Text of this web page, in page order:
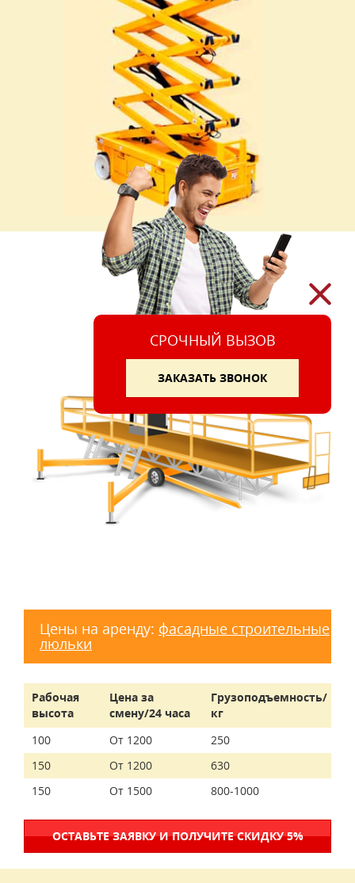
Цены на аренду: фасадные строительные
люльки
Рабочая
высота
Цена за
смену/24 часа
Грузоподъемность/
кг
100
От 1200
250
150
От 1200
630
150
От 1500 800-1000
ОСТАВЬТЕ ЗАЯВКУ И ПОЛУЧИТЕ СКИДКУ 5%
СРОЧНЫЙ ВЫЗОВ
ЗАКАЗАТЬ ЗВОНОК